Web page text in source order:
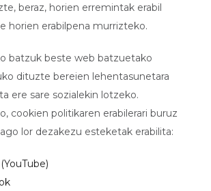
beraz, horien erremintak erabil
horien erabilpena murrizteko.
batzuk beste web batzuetako
dituzte bereien lehentasunetara
ere sare sozialekin lotzeko.
cookien politikaren erabilerari buruz
lor dezakezu esteketak erabilita: